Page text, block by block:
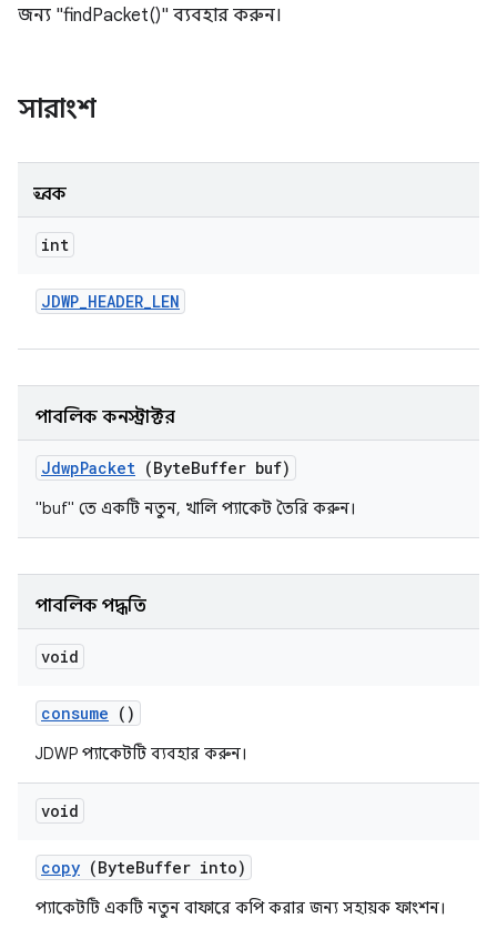
জন্য "findPacket()" ব্যবহার করুন।
সারাংশ
ধ্রুবক
int
JDWP_HEADER_LEN
পাবলিক কনস্ট্রাক্টর
JdwpPacket (ByteBuffer buf)
"buf" তে একটি নতুন, খালি প্যাকেট তৈরি করুন।
পাবলিক পদ্ধতি
void
consume ()
JDWP প্যাকেটটি ব্যবহার করুন।
void
copy (ByteBuffer into)
প্যাকেটটি একটি নতুন বাফারে কপি করার জন্য সহায়ক ফাংশন।